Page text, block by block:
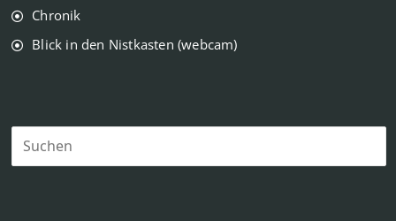
Chronik
Blick in den Nistkasten (webcam)